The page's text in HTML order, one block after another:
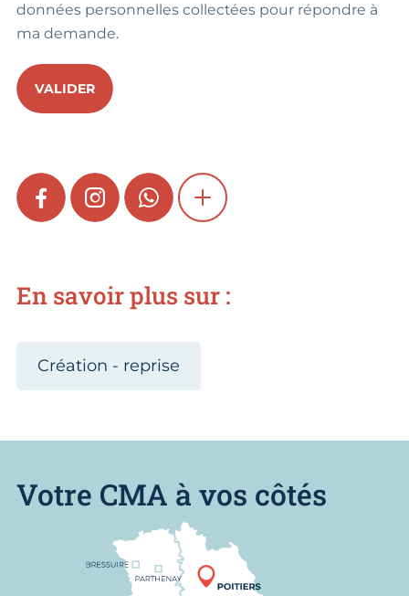
données personnelles collectées pour répondre à
ma demande.
VALIDER
FACEBOOKINSTAGRAMWHATSAPPSHOW MORE
En savoir plus sur :
Création - reprise
Votre CMA à vos côtés